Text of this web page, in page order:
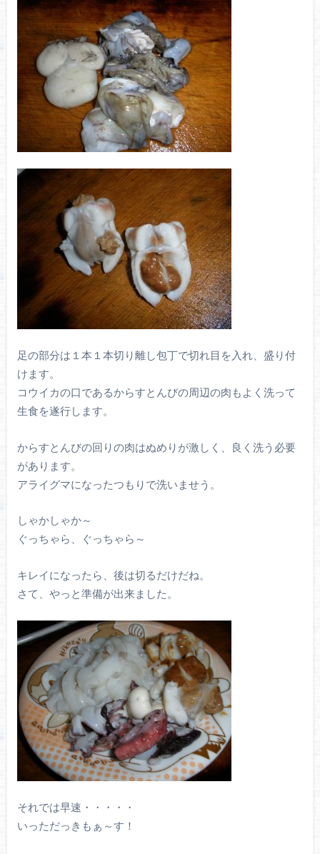
足の部分は１本１本切り離し包丁で切れ目を入れ、盛り付
けます。
コウイカの口であるからすとんびの周辺の肉もよく洗って
生食を遂行します。
からすとんびの回りの肉はぬめりが激しく、良く洗う必要
があります。
アライグマになったつもりで洗いませう。
しゃかしゃか～
ぐっちゃら、ぐっちゃら～
キレイになったら、後は切るだけだね。
さて、やっと準備が出来ました。
それでは早速・・・・・
いっただっきもぁ～す！